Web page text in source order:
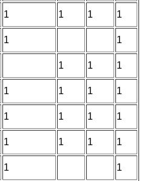
1 1 1 1
1 1
1 1 1
1 1 1 1
1 1 1 1
1 1 1 1
1 1